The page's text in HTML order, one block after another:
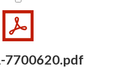
7700620.pdf